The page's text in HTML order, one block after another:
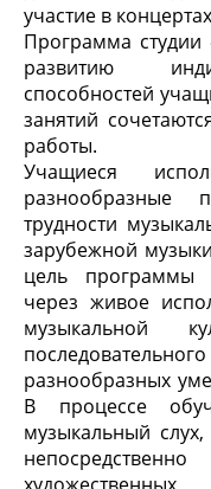
участие в
Программа студии
развитию
способностей
занятий
работы.
Учащиеся
трудности
зарубежной
цель программы
через живое
музыкальной
разнообразных
В процессе
музыкальный